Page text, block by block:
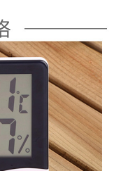
成結帳。
的連結，可透過四大超商／
交易完成。
若您需要取消訂單，請聯絡
為有效，需透過AFTEE先享
頁面顯示為準，若有關於
，請聯繫「AFTEE先享後付
support/home